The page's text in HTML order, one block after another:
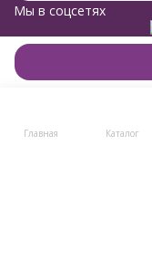
Главная Каталог
Мы в соцсетях
Мы на маркетплейсах